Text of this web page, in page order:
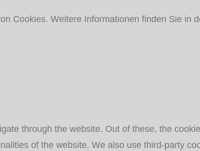
Cookies. Weitere Informationen finden Sie in
through the website. Out of these, the
of the website. We also use third-party